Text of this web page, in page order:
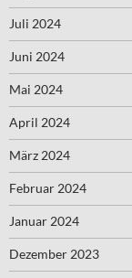
Juli 2024
Juni 2024
Mai 2024
April 2024
März 2024
Februar 2024
Januar 2024
Dezember 2023